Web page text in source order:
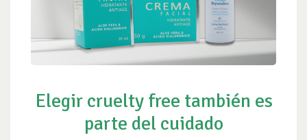
Elegir cruelty free también es
parte del cuidado